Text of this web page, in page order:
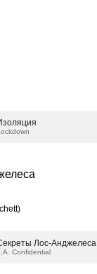
Лос-Анджелеса
Confidential